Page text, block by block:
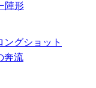
陣形
ングショット
奔流